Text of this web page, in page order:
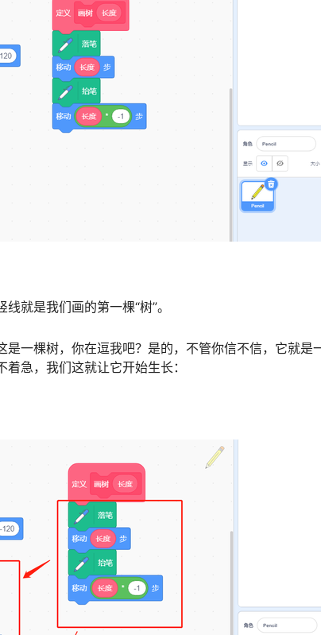
就是我们画的第一棵“树”。
是一棵树，你在逗我吧？是的，不管你信不信，它就是
急，我们这就让它开始生长：